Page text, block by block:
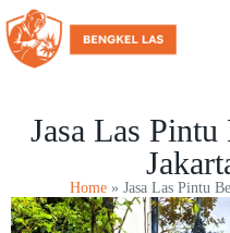
Jasa Las
Home» Jasa Las Pintu